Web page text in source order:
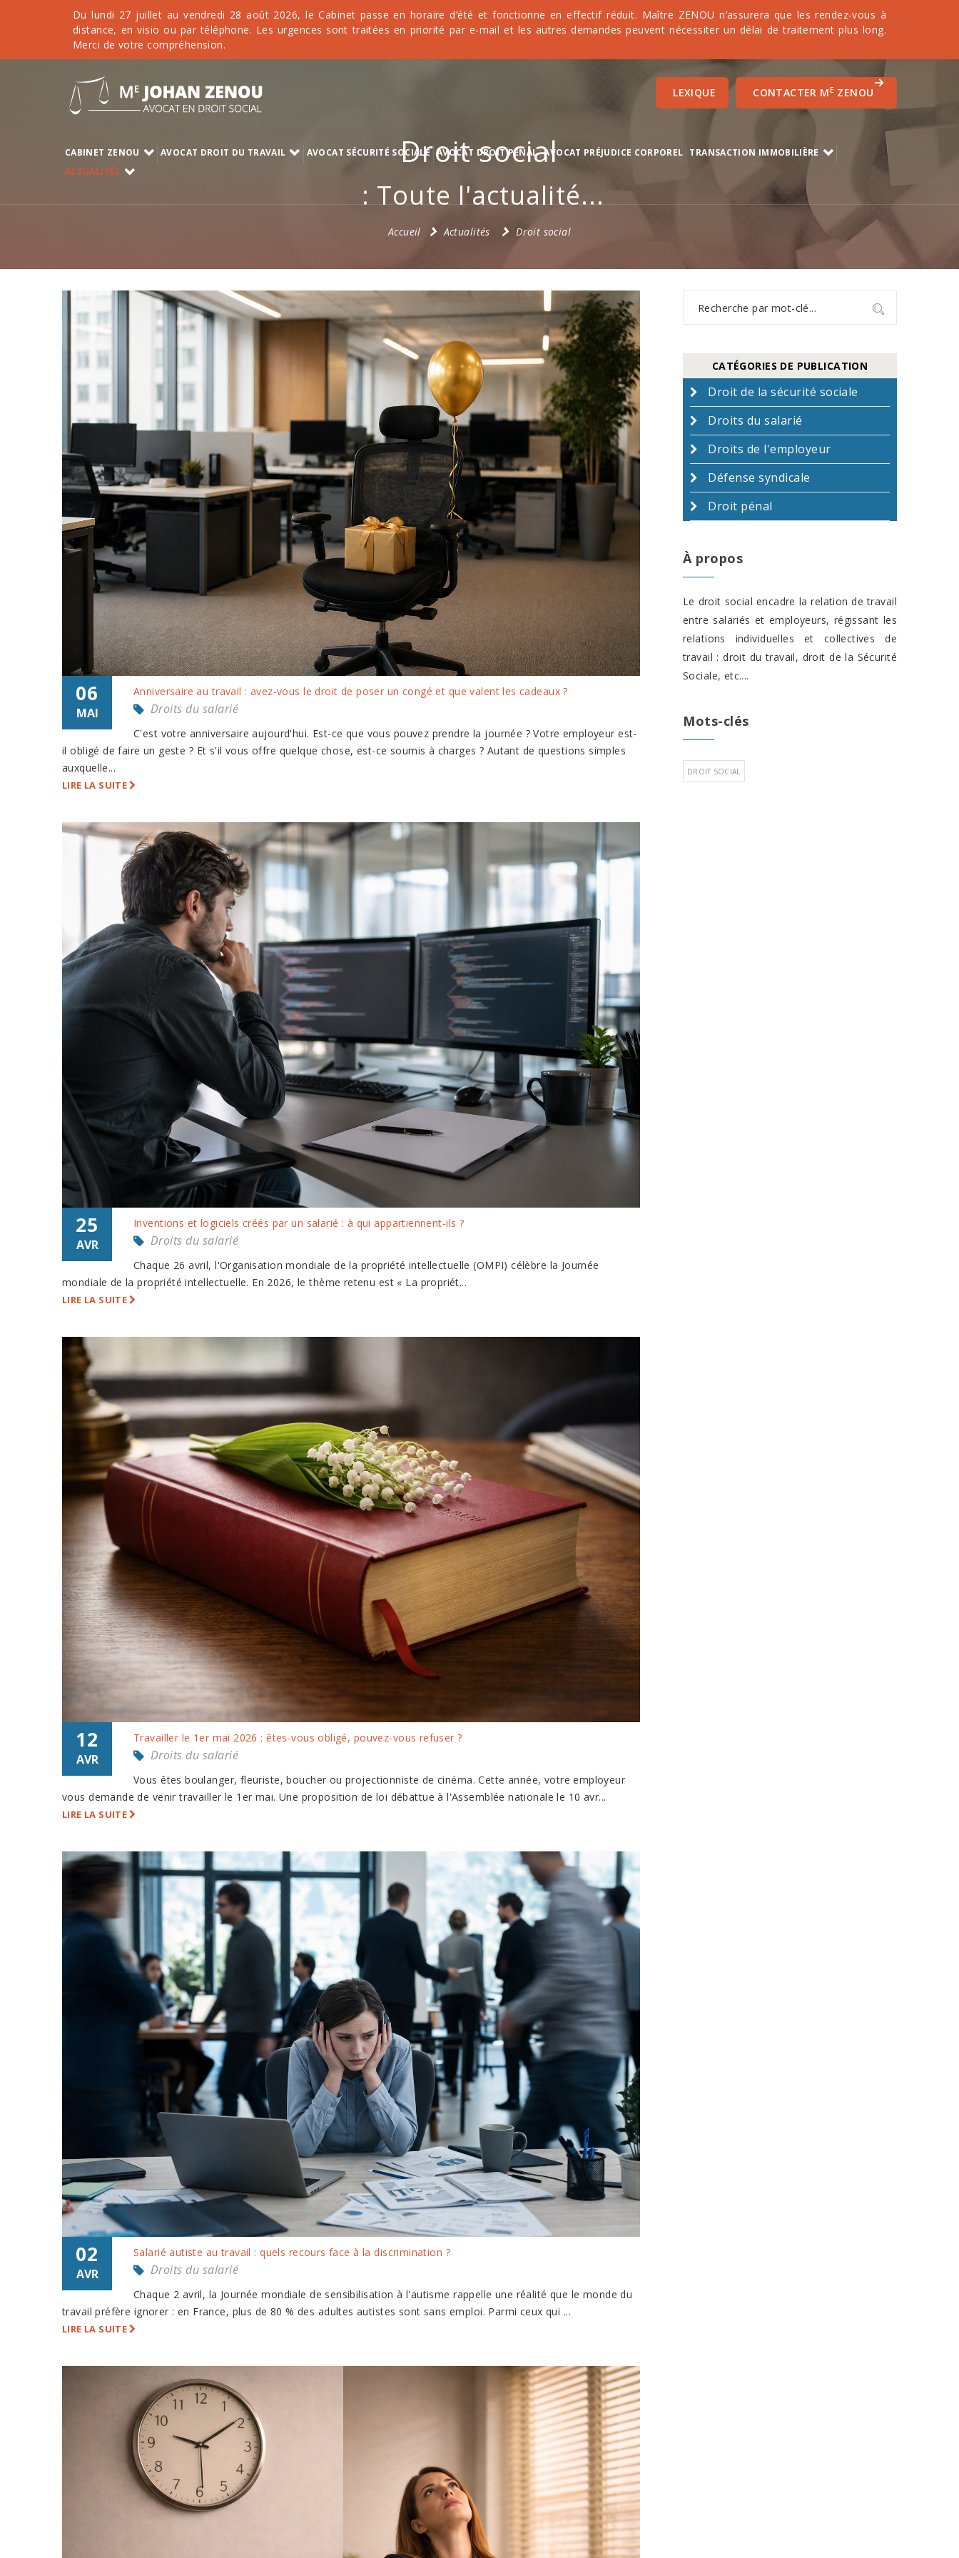
Du lundi 27 juillet au vendredi 28 août 2026, le Cabinet passe en horaire d’été et fonctionne en effectif réduit. Maître ZENOU n’assurera que les rendez-vous à
distance, en visio ou par téléphone. Les urgences sont traitées en priorité par e-mail et les autres demandes peuvent nécessiter un délai de traitement plus long.
Merci de votre compréhension.
CONTACTER ME ZENOU
LEXIQUE
CABINET ZENOU AVOCAT DROIT DU TRAVAIL AVOCAT SÉCURITÉ SOCIALE AVOCAT DROIT PÉNAL AVOCAT PRÉJUDICE CORPOREL TRANSACTION IMMOBILIÈRE
ACTUALITÉS
Droit social
: Toute l'actualité...
Accueil Actualités Droit social
06
MAI
Anniversaire au travail : avez-vous le droit de poser un congé et que valent les cadeaux ?
Droits du salarié
C'est votre anniversaire aujourd'hui. Est-ce que vous pouvez prendre la journée ? Votre employeur est-
il obligé de faire un geste ? Et s'il vous offre quelque chose, est-ce soumis à charges ? Autant de questions simples
auxquelle...
LIRE LA SUITE
25
AVR
Inventions et logiciels créés par un salarié : à qui appartiennent-ils ?
Droits du salarié
Chaque 26 avril, l'Organisation mondiale de la propriété intellectuelle (OMPI) célèbre la Journée
mondiale de la propriété intellectuelle. En 2026, le thème retenu est « La propriét...
LIRE LA SUITE
12
AVR
Travailler le 1er mai 2026 : êtes-vous obligé, pouvez-vous refuser ?
Droits du salarié
Vous êtes boulanger, fleuriste, boucher ou projectionniste de cinéma. Cette année, votre employeur
vous demande de venir travailler le 1er mai. Une proposition de loi débattue à l'Assemblée nationale le 10 avr...
LIRE LA SUITE
02
AVR
Salarié autiste au travail : quels recours face à la discrimination ?
Droits du salarié
Chaque 2 avril, la Journée mondiale de sensibilisation à l'autisme rappelle une réalité que le monde du
travail préfère ignorer : en France, plus de 80 % des adultes autistes sont sans emploi. Parmi ceux qui ...
LIRE LA SUITE
CATÉGORIES DE PUBLICATION
Droit de la sécurité sociale
Droits du salarié
Droits de l'employeur
Défense syndicale
Droit pénal
À propos
Le droit social encadre la relation de travail
entre salariés et employeurs, régissant les
relations individuelles et collectives de
travail : droit du travail, droit de la Sécurité
Sociale, etc....
Mots-clés
DROIT SOCIAL